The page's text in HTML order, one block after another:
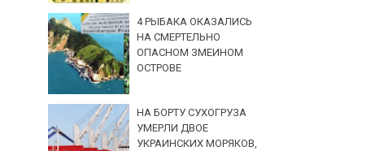
4 РЫБАКА ОКАЗАЛИСЬ
НА СМЕРТЕЛЬНО
ОПАСНОМ ЗМЕИНОМ
ОСТРОВЕ
НА БОРТУ СУХОГРУЗА
УМЕРЛИ ДВОЕ
УКРАИНСКИХ МОРЯКОВ,